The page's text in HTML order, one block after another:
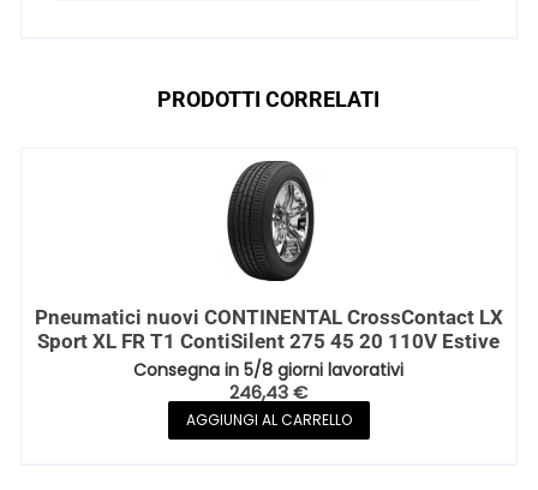
PRODOTTI CORRELATI
Pneumatici nuovi CONTINENTAL CrossContact LX
Sport XL FR T1 ContiSilent 275 45 20 110V Estive
Consegna in 5/8 giorni lavorativi
246,43€
AGGIUNGI AL CARRELLO